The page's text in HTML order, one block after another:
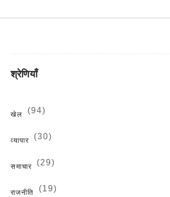
श्रेणियाँ
खेल (94)
व्यापार (30)
समाचार (29)
राजनीति (19)